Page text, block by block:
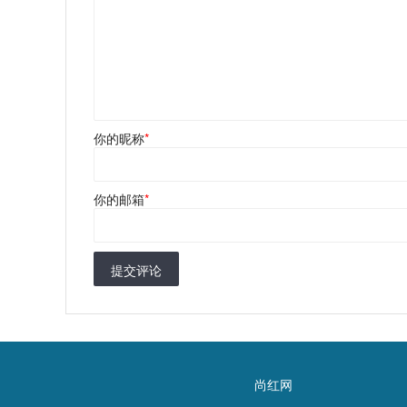
你的昵称*
你的邮箱*
提交评论
尚红网